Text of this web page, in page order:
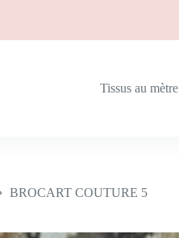
Ajouter au panierTissus au mètre
BROCART COUTURE 5